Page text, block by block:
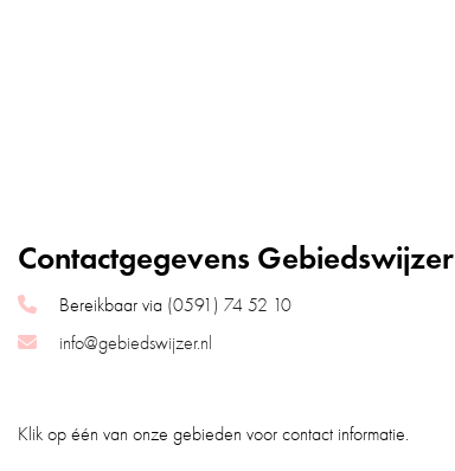
Contactgegevens Gebiedswijzer
Bereikbaar via (0591) 74 52 10
info@gebiedswijzer.nl
Klik op één van onze gebieden voor contact informatie.